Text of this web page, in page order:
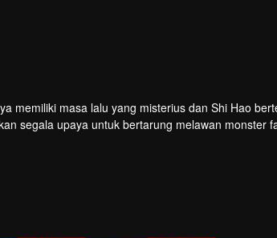
memiliki masa lalu yang misterius dan Shi Hao
segala upaya untuk bertarung melawan monster
ke negeri-negeri tak dikenal dan